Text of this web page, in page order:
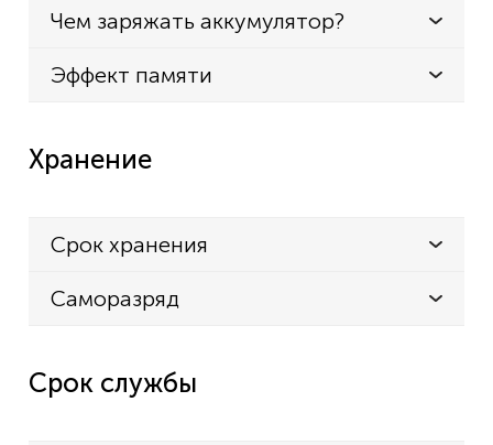
Чем заряжать аккумулятор?
Эффект памяти
Хранение
Срок хранения
Саморазряд
Срок службы